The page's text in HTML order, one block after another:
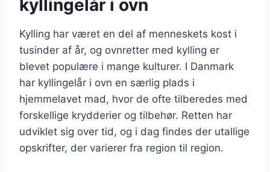
kyllingelår i ovn
Kylling har været en del af menneskets kost i
tusinder af år, og ovnretter med kylling er
blevet populære i mange kulturer. I Danmark
har kyllingelår i ovn en særlig plads i
hjemmelavet mad, hvor de ofte tilberedes med
forskellige krydderier og tilbehør. Retten har
udviklet sig over tid, og i dag findes der utallige
opskrifter, der varierer fra region til region.